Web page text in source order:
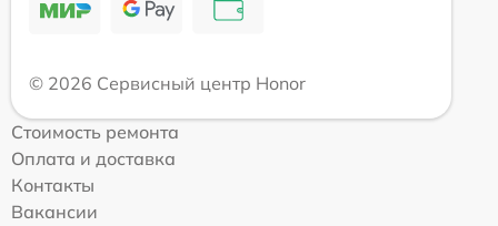
© 2026 Сервисный центр Honor
Стоимость ремонта
Оплата и доставка
Контакты
Вакансии